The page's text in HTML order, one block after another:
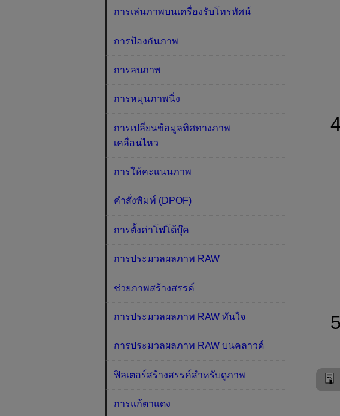
การเล่นภาพบนเครื่องรับโทรทัศน์
การป้องกันภาพ
การลบภาพ
การหมุนภาพนิ่ง
การเปลี่ยนข้อมูลทิศทางภาพ
เคลื่อนไหว
การให้คะแนนภาพ
คำสั่งพิมพ์ (DPOF)
การตั้งค่าโฟโต้บุ๊ค
การประมวลผลภาพ RAW
ช่วยภาพสร้างสรรค์
การประมวลผลภาพ RAW ทันใจ
การประมวลผลภาพ RAW บนคลาวด์
ฟิลเตอร์สร้างสรรค์สำหรับดูภาพ
การแก้ตาแดง